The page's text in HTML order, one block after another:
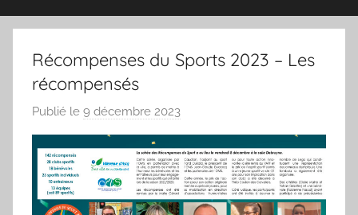
le
magazine
du
sport
et
Récompenses du Sports 2023 – Les
récompensés
Publié le 9 décembre 2023
a
r
S
p